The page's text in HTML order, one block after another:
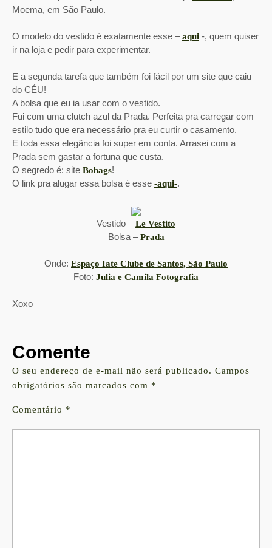
Moema, em São Paulo.
O modelo do vestido é exatamente esse –aqui -, quem quiser
ir na loja e pedir para experimentar.
E a segunda tarefa que também foi fácil por um site que caiu
do CÉU!
A bolsa que eu ia usar com o vestido.
Fui com uma clutch azul da Prada. Perfeita pra carregar com
estilo tudo que era necessário pra eu curtir o casamento.
E toda essa elegância foi super em conta. Arrasei com a
Prada sem gastar a fortuna que custa.
O segredo é: site Bobags!
O link pra alugar essa bolsa é esse -aqui-.
Vestido –Le Vestito
Bolsa –Prada
Onde: Espaço Iate Clube de Santos, São Paulo
Foto: Julia e Camila Fotografia
Xoxo
Comente
O seu endereço de e-mail não será publicado. Campos
obrigatórios são marcados com *
Comentário *